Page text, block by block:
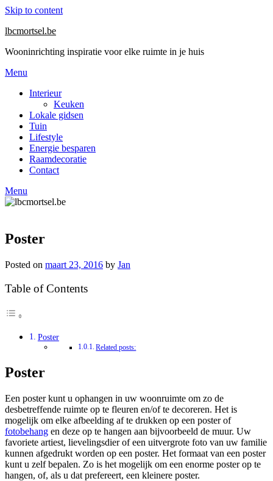
Skip to content
lbcmortsel.be
Wooninrichting inspiratie voor elke ruimte in je huis
Menu
Interieur
Keuken
Lokale gidsen
Tuin
Lifestyle
Energie besparen
Raamdecoratie
Contact
Menu
Poster
Posted on maart 23, 2016 by Jan
Table of Contents
Poster
Related posts:
Poster
Een poster kunt u ophangen in uw woonruimte om zo de
desbetreffende ruimte op te fleuren en/of te decoreren. Het is
mogelijk om elke afbeelding af te drukken op een poster of
fotobehang en deze op te hangen aan bijvoorbeeld de muur. Uw
favoriete artiest, lievelingsdier of een uitvergrote foto van uw familie
kunnen afgedrukt worden op een poster. Het formaat van een poster
kunt u zelf bepalen. Zo is het mogelijk om een enorme poster op te
hangen, of, als u dat prefereert, een kleinere poster.